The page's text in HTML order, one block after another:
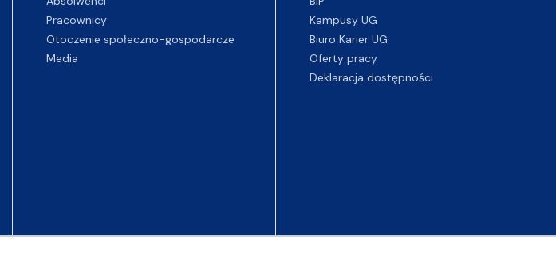
Pracownicy
Otoczenie społeczno-gospodarcze
Media
Kampusy UG
Biuro Karier UG
Oferty pracy
Deklaracja dostępności